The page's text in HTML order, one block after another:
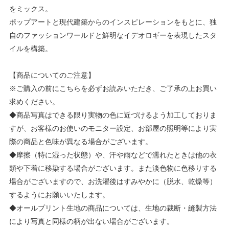
をミックス。
ポップアートと現代建築からのインスピレーションをもとに、独
自のファッションワールドと鮮明なイデオロギーを表現したスタ
イルを構築。
【商品についてのご注意】
※ご購入の前にこちらを必ずお読みいただき、ご了承の上お買い
求めください。
◆商品写真はできる限り実物の色に近づけるよう加工しておりま
すが、お客様のお使いのモニター設定、お部屋の照明等により実
際の商品と色味が異なる場合がございます。
◆摩擦（特に湿った状態）や、汗や雨などで濡れたときは他の衣
類や下着に移染する場合がございます。また淡色物に色移りする
場合がございますので、お洗濯後はすみやかに（脱水、乾燥等）
するようにお願いいたします。
◆オールプリント生地の商品については、生地の裁断・縫製方法
により写真と同様の柄が出ない場合がございます。